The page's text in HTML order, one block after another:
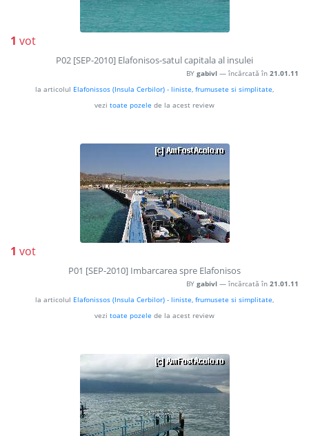
1 vot
P02 [SEP-2010] Elafonisos-satul capitala al insulei
BY gabivl — încărcată în 21.01.11
la articolul Elafonissos (Insula Cerbilor) - liniste, frumusete si simplitate,
vezi toate pozele de la acest review
1 vot
P01 [SEP-2010] Imbarcarea spre Elafonisos
BY gabivl — încărcată în 21.01.11
la articolul Elafonissos (Insula Cerbilor) - liniste, frumusete si simplitate,
vezi toate pozele de la acest review